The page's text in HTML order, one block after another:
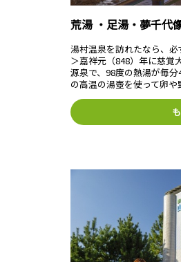
荒湯 ・足湯・夢千代
湯村温泉を訪れたなら、
＞嘉祥元（848）年に慈覚
源泉で、98度の熱湯が毎
の高温の湯壺を使って卵